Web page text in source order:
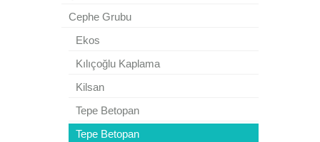
Cephe Grubu
Ekos
Kılıçoğlu Kaplama
Kilsan
Tepe Betopan
Tepe Betopan